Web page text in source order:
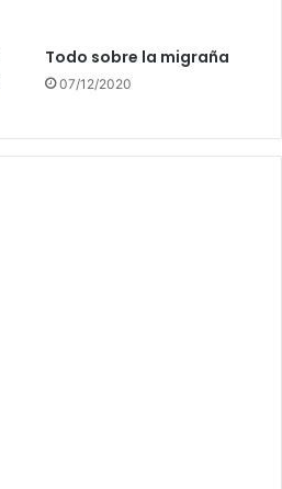
Todo sobre la migraña
07/12/2020